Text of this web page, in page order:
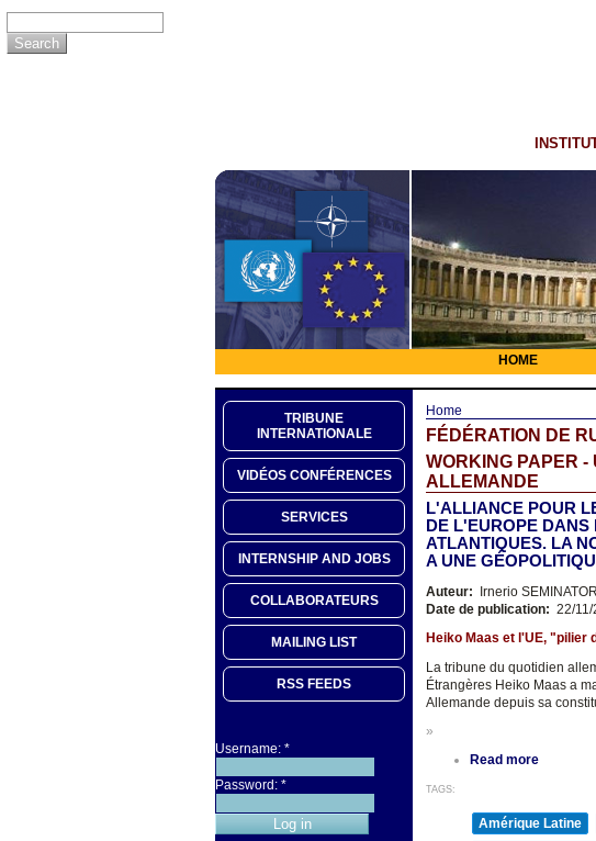
HOME
TRIBUNE
INTERNATIONALE
VIDÉOS CONFÉRENCES
SERVICES
INTERNSHIP AND JOBS
COLLABORATEURS
MAILING LIST
RSS FEEDS
Username: *
Password: *
Home
FÉDÉRATION DE
WORKING PAPER
ALLEMANDE
L'ALLIANCE POUR
DE L'EUROPE
ATLANTIQUES. LA
A UNE
Auteur: Irnerio
Date de publication: 22/
Heiko Maas et l'UE, "pilier
La tribune du quotidien
Étrangères Heiko Maas a
Allemande depuis sa
»
Read more
TAGS:
Amérique Latine